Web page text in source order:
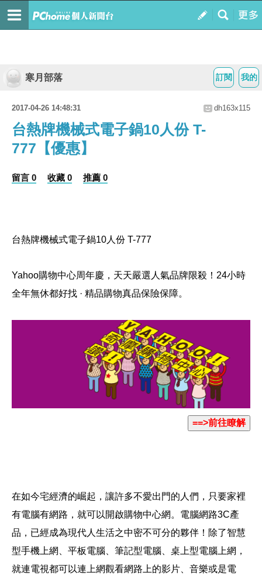
我的
訂閱
寒月部落
2017-04-26 14:48:31 dh163x115
台熱牌機械式電子鍋10人份 T-
777【優惠】
留言 0 收藏 0 推薦 0
台熱牌機械式電子鍋10人份 T-777
Yahoo購物中心周年慶，天天嚴選人氣品牌限殺！24小時
全年無休都好找 · 精品購物真品保險保障。
在如今宅經濟的崛起，讓許多不愛出門的人們，只要家裡
有電腦有網路，就可以開啟購物中心網。電腦網路3C產
品，已經成為現代人生活之中密不可分的夥伴！除了智慧
型手機上網、平板電腦、筆記型電腦、桌上型電腦上網，
就連電視都可以連上網觀看網路上的影片、音樂或是電